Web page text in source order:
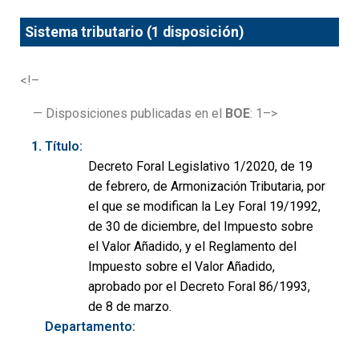
Sistema tributario (1 disposición)
<!–
— Disposiciones publicadas en el BOE: 1–>
Título:
Decreto Foral Legislativo 1/2020, de 19
de febrero, de Armonización Tributaria, por
el que se modifican la Ley Foral 19/1992,
de 30 de diciembre, del Impuesto sobre
el Valor Añadido, y el Reglamento del
Impuesto sobre el Valor Añadido,
aprobado por el Decreto Foral 86/1993,
de 8 de marzo.
Departamento: